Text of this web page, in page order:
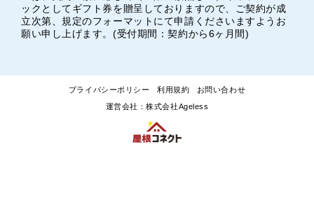
ックとしてギフト券を贈呈しておりますので、ご契約が成
立次第、規定のフォーマットにて申請くださいますようお
願い申し上げます。(受付期間：契約から6ヶ月間)
プライバシーポリシー 利用規約 お問い合わせ
運営会社：株式会社Ageless